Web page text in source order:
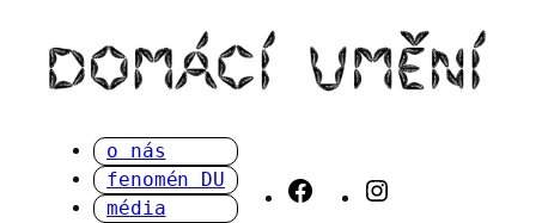
obsah
o nás
fenomén DU
média
Facebook